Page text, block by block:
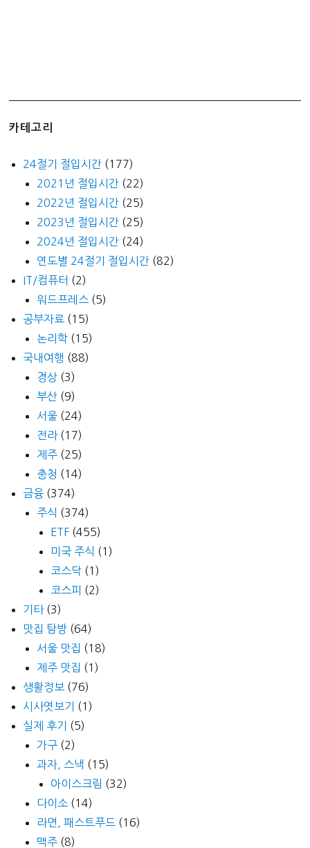
로
카테고리
24절기 절입시간 (177)
2021년 절입시간 (22)
2022년 절입시간 (25)
2023년 절입시간 (25)
2024년 절입시간 (24)
연도별 24절기 절입시간 (82)
IT/컴퓨터 (2)
워드프레스 (5)
공부자료 (15)
논리학 (15)
국내여행 (88)
경상 (3)
부산 (9)
서울 (24)
전라(17)
제주 (25)
충청 (14)
금융 (374)
주식 (374)
ETF (455)
미국 주식 (1)
코스닥 (1)
코스피 (2)
기타(3)
맛집 탐방 (64)
서울 맛집 (18)
제주 맛집 (1)
생활정보 (76)
시사엿보기
(1)
실제 후기
(5)
가구 (2)
과자, 스낵 (15)
아이스크림 (32)
다이소 (14)
라면, 패스트푸드 (16)
맥주 (8)